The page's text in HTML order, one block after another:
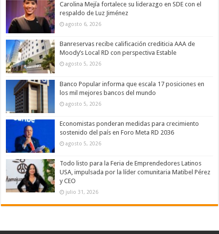
Carolina Mejía fortalece su liderazgo en SDE con el
respaldo de Luz Jiménez
agosto 6, 2026
Banreservas recibe calificación crediticia AAA de
Moody’s Local RD con perspectiva Estable
agosto 5, 2026
Banco Popular informa que escala 17 posiciones en
los mil mejores bancos del mundo
agosto 5, 2026
Economistas ponderan medidas para crecimiento
sostenido del país en Foro Meta RD 2036
agosto 5, 2026
Todo listo para la Feria de Emprendedores Latinos
USA, impulsada por la líder comunitaria Matibel Pérez
y CEO
julio 31, 2026